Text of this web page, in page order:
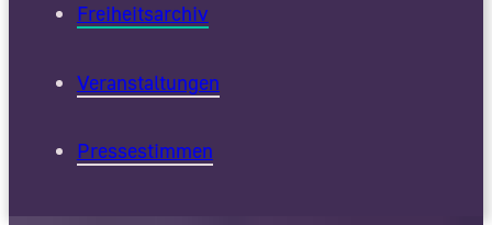
Freiheitsarchiv
Veranstaltungen
Pressestimmen